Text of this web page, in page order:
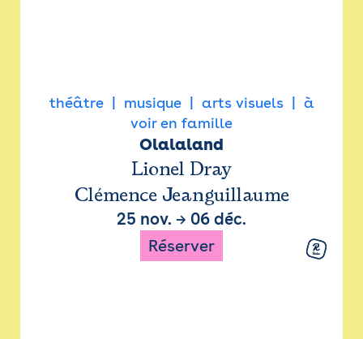
théâtre musique arts visuels
à
voir en famille
Olalaland
Lionel Dray
Clémence Jeanguillaume
25 nov. → 06 déc.
Réserver